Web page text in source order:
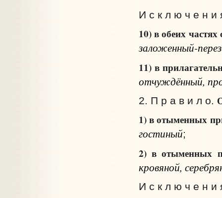
И с к л ю ч е н и
10) в обеих
заложенный-
11) в
отчуждённый,
2. П р а в и л о.
1) в отыменных
гостиный;
2) в отыменных
кровяной,
И с к л ю ч е н и